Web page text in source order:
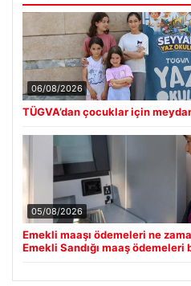
06/08/2026
TÜGVA’dan çocuklar için
05/08/2026
Emekli maaşı ödemeleri ne
Emekli Sandığı maaş ödemeleri